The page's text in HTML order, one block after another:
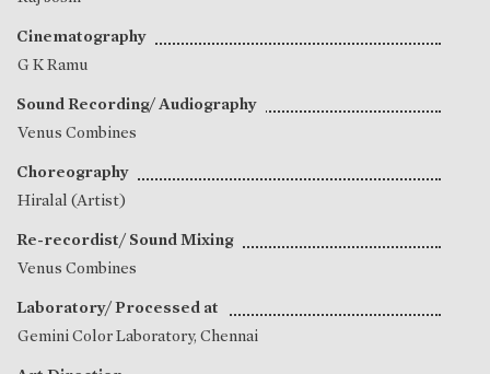
Cinematography
G K Ramu
Sound Recording/ Audiography
Venus Combines
Choreography
Hiralal (Artist)
Re-recordist/ Sound Mixing
Venus Combines
Laboratory/ Processed at
Gemini Color Laboratory, Chennai